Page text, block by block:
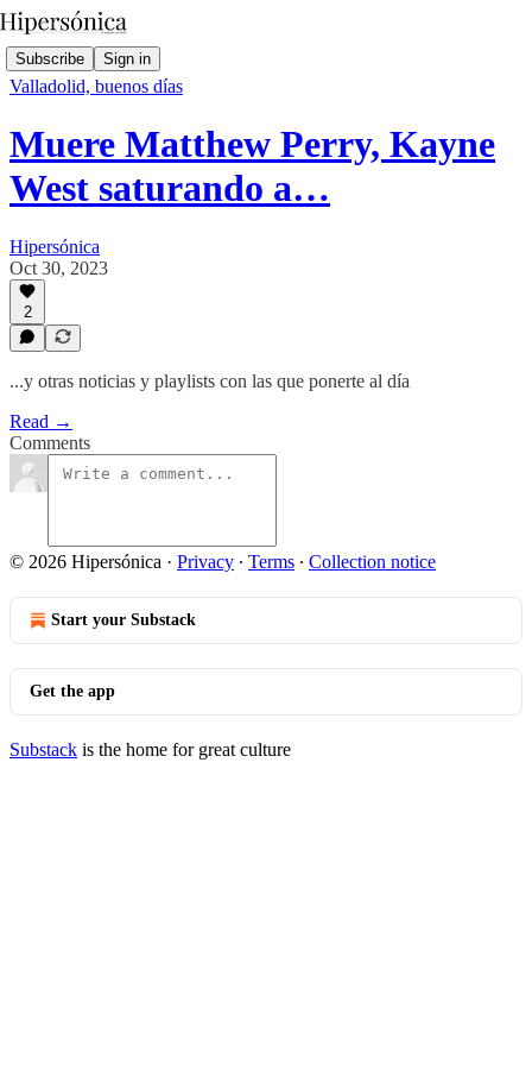
Subscribe Sign in
Valladolid, buenos días
Muere Matthew Perry, Kayne
West saturando a…
Hipersónica
Oct 30, 2023
2
...y otras noticias y playlists con las que ponerte al día
Read →
Comments
© 2026 Hipersónica · Privacy ∙ Terms ∙ Collection notice
Start your Substack
Get the app
Substack is the home for great culture